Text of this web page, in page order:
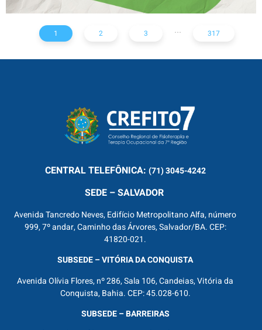
1 2 3 ... 317
CENTRALTELEFÔNICA: (71) 3045-4242
SEDE – SALVADOR
Avenida Tancredo Neves, Edifício Metropolitano Alfa, número
999, 7º andar, Caminho das Árvores, Salvador/BA. CEP:
41820-021.
SUBSEDE – VITÓRIA DA CONQUISTA
Avenida Olívia Flores, nº 286, Sala 106, Candeias, Vitória da
Conquista, Bahia. CEP: 45.028-610.
SUBSEDE – BARREIRAS